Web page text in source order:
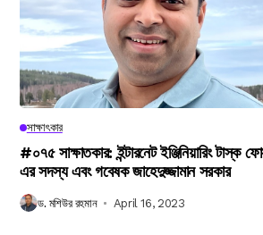
সাক্ষাৎকার
#০৭৫ সাক্ষাতকার: ইন্টারনেট ইঞ্জিনিয়ারিং টাস্ক
এর সদস্য এবং গবেষক জাহেদুজ্জামান সরকার
ড. মশিউর রহমান April 16, 2023